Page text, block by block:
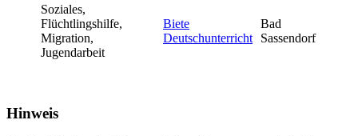
Soziales,
Flüchtlingshilfe,
Migration,
Jugendarbeit
Biete
Deutschunterricht
Bad
Sassendorf
Hinweis